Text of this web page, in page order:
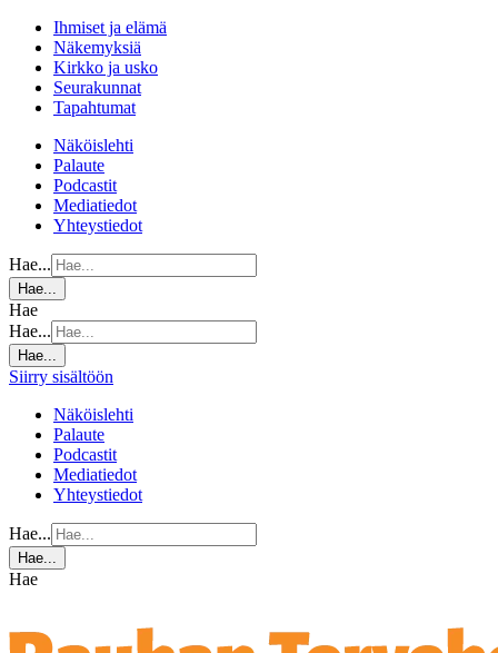
Ihmiset ja elämä
Näkemyksiä
Kirkko ja usko
Seurakunnat
Tapahtumat
Näköislehti
Palaute
Podcastit
Mediatiedot
Yhteystiedot
Hae...
Hae...
Hae
Hae...
Hae...
Siirry sisältöön
Näköislehti
Palaute
Podcastit
Mediatiedot
Yhteystiedot
Hae...
Hae...
Hae